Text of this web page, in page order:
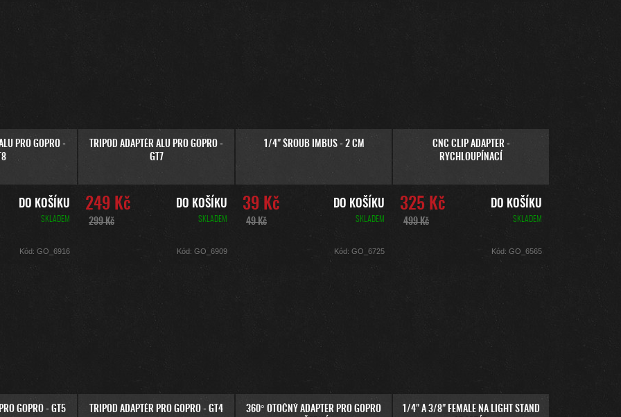
PRO GOPRO -
DO KOŠÍKU
SKLADEM
TRIPOD ADAPTÉR ALU PRO GOPRO -
GT7
249 Kč
299 Kč
DO KOŠÍKU
SKLADEM
1/4" ŠROUB IMBUS - 2 CM
39 Kč
49 Kč
DO KOŠÍKU
SKLADEM
CNC CLIP ADAPTER -
RYCHLOUPÍNACÍ
325 Kč
499 Kč
DO KOŠÍKU
SKLADEM
GOPRO - GT5
Kód: GO_6916
TRIPOD ADAPTÉR PRO GOPRO - GT4
Kód: GO_6909
360° OTOČNÝ ADAPTER PRO GOPRO
Kód: GO_6725
1/4" A 3/8" FEMALE NA LIGHT STAND
Kód: GO_6565